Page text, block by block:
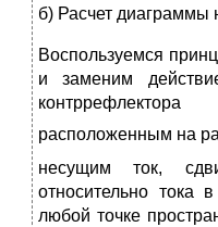
б) Расчет диаграммы
Воспользуемся
и заменим
расположенным на
несущим ток,
относительно тока
любой точке